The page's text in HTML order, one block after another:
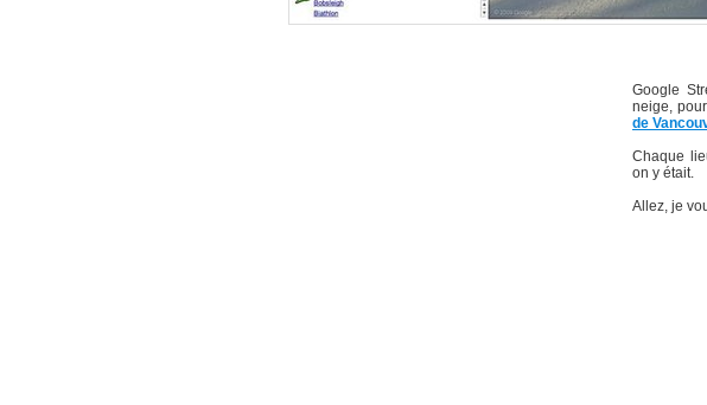
Google
neige,
de
Chaque
on y était.
Allez, je